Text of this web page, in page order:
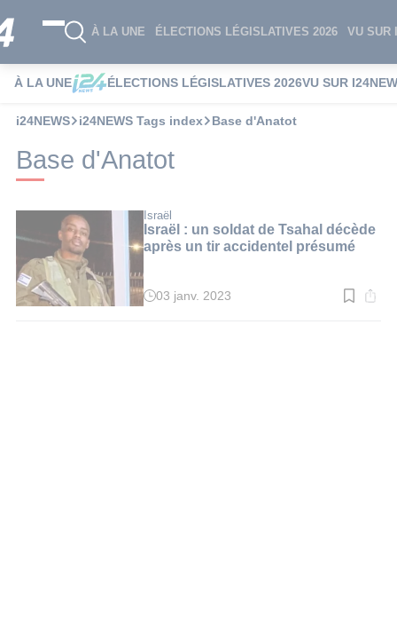
À LA UNE ÉLECTIONS LÉGISLATIVES 2026 VU SUR
À LA UNE ÉLECTIONS LÉGISLATIVES 2026VU SUR
i24NEWS i24NEWS Tags index Base d'Anatot
Base d'Anatot
Israël
Israël : un soldat de Tsahal décède
après un tir accidentel présumé
Temps
03 janv. 2023